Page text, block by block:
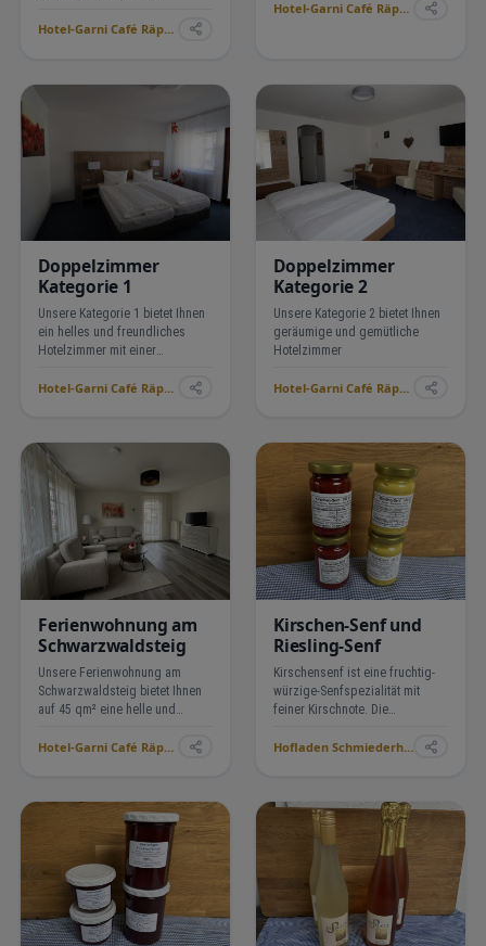
bequemen Wohnbereich mit
Hotel-Garni Café Räpple ›
Sofaecke und einem
Hotel-Garni Café Räpple ›
Doppelzimmer
Kategorie 1
Unsere Kategorie 1 bietet Ihnen
ein helles und freundliches
Hotelzimmer mit einer
oder Terrasse. Diese
Hotel-Garni Café Räpple ›
Doppelzimmer
Kategorie 2
Unsere Kategorie 2 bietet Ihnen
geräumige und gemütliche
Hotelzimmer
Hotel-Garni Café Räpple ›
Ferienwohnung am
Schwarzwaldsteig
Unsere Ferienwohnung am
Schwarzwaldsteig bietet Ihnen
auf 45 qm² eine helle und
bequemen Wohnbereich mit
Hotel-Garni Café Räpple ›
Kirschen-Senf und
Riesling-Senf
Kirschensenf ist eine fruchtig-
würzige-Senfspezialität mit
feiner Kirschnote. Die
und leichter Schärfe passt
Beilage zu Vesperplatten. …
Hofladen Schmiederhof Langenhard ›